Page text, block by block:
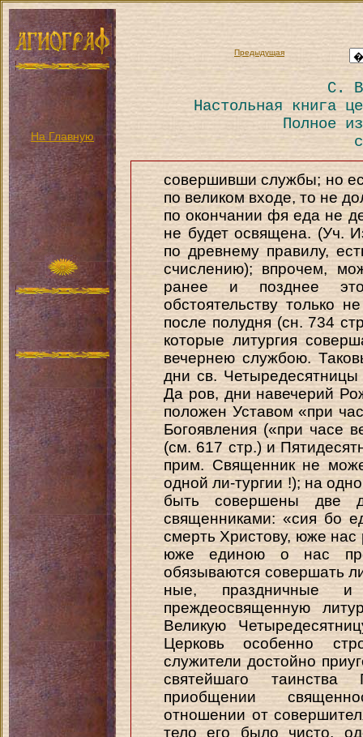
На Главную
Предыдущая
С.
Настольная книга
Полное
совершивши службы; но
по великом входе, то не
по окончании фя еда не
не будет освящена. (Уч.
по древнему правилу,
счислению); впрочем,
ранее и позднее
обстоятельству только
после полудня (сн. 734
которые литургия
вечернею службою.
дни св.
Да ров, дни навечерий
положен Уставом «при
Богоявления («при часе
(см. 617 стр.) и
прим. Священник не
одной ли-тургии !); на
быть совершены две
священниками: «сия бо
смерть Христову, юже нас
юже единою о нас
обязываются совершать
ные, праздничные и
преждеосвященную
Великую
Церковь особенно
служители достойно
святейшаго
приобщении
отношении от
тело его было чисто,